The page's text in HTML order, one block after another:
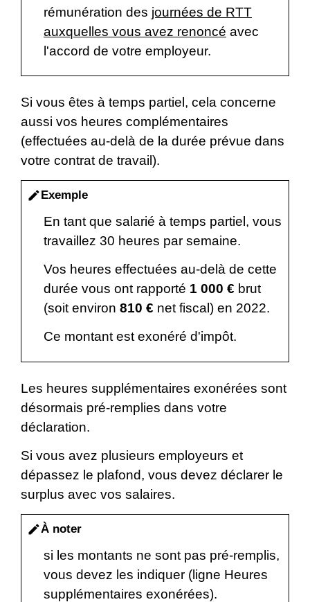
rémunération des journées de RTT
auxquelles vous avez renoncé avec
l'accord de votre employeur.
Si vous êtes à temps partiel, cela concerne
aussi vos heures complémentaires
(effectuées au-delà de la durée prévue dans
votre contrat de travail).
editExemple
En tant que salarié à temps partiel, vous
travaillez 30 heures par semaine.
Vos heures effectuées au-delà de cette
durée vous ont rapporté 1 000 € brut
(soit environ 810 € net fiscal) en 2022.
Ce montant est exonéré d'impôt.
Les heures supplémentaires exonérées sont
désormais pré-remplies dans votre
déclaration.
Si vous avez plusieurs employeurs et
dépassez le plafond, vous devez déclarer le
surplus avec vos salaires.
editÀ noter
si les montants ne sont pas pré-remplis,
vous devez les indiquer (ligne Heures
supplémentaires exonérées).